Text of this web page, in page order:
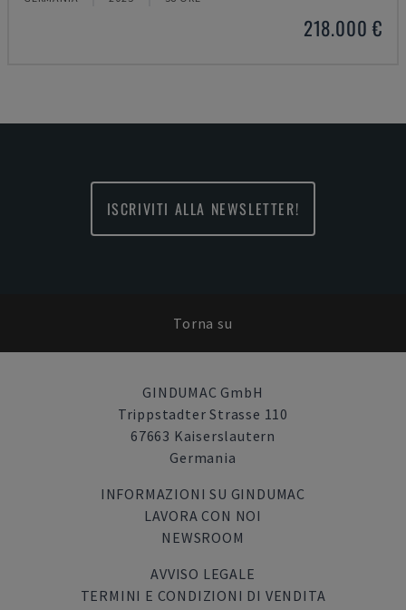
218.000 €
ISCRIVITI ALLA NEWSLETTER!
Torna su
GINDUMAC GmbH
Trippstadter Strasse 110
67663 Kaiserslautern
Germania
INFORMAZIONI SU GINDUMAC
LAVORA CON NOI
NEWSROOM
AVVISO LEGALE
TERMINI E CONDIZIONI DI VENDITA